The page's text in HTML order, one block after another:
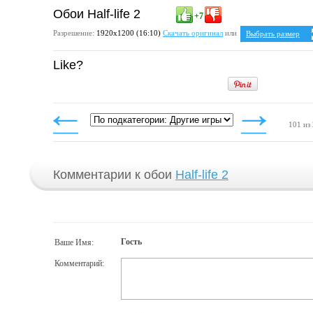
Обои Half-life 2 +7
Разрешение: 1920х1200 (16:10) Скачать оригинал или
Выбрать размер
Ваше разрешение:
1152x864
1280x960
1400x1050
1600x1200
Like?
101 из
Комментарии к обои Half-life 2
Ваше Имя: Гость
Комментарий: